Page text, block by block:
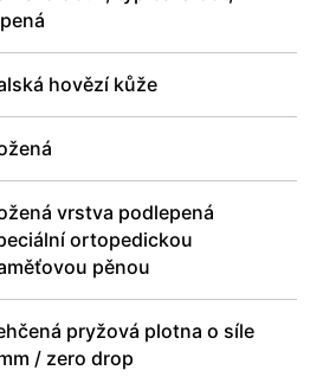
hovězí kůže
vrstva podlepená
ortopedickou
pěnou
pryžová plotna o síle
/ zero drop